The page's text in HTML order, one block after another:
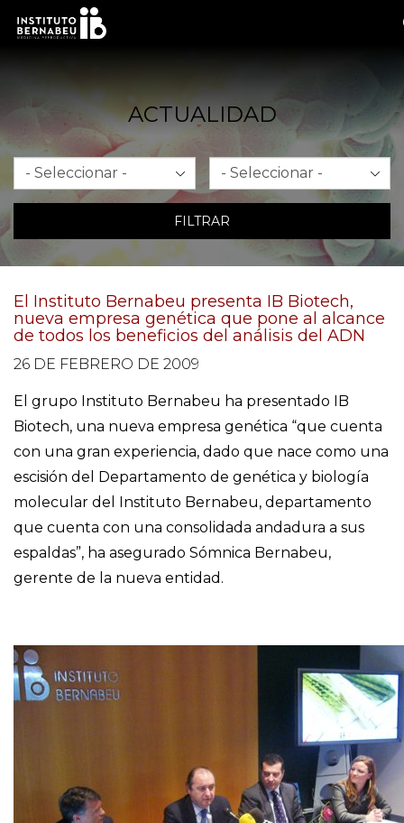
ACTUALIDAD
Mes Año
FILTRAR
El Instituto Bernabeu presenta IB Biotech,
nueva empresa genética que pone al alcance
de todos los beneficios del análisis del ADN
26 DE FEBRERO DE 2009
El grupo Instituto Bernabeu ha presentado IB
Biotech, una nueva empresa genética “que cuenta
con una gran experiencia, dado que nace como una
escisión del Departamento de genética y biología
molecular del Instituto Bernabeu, departamento
que cuenta con una consolidada andadura a sus
espaldas”, ha asegurado Sómnica Bernabeu,
gerente de la nueva entidad.